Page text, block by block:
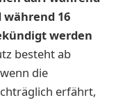
während 16
werden
besteht ab
die
erfährt,